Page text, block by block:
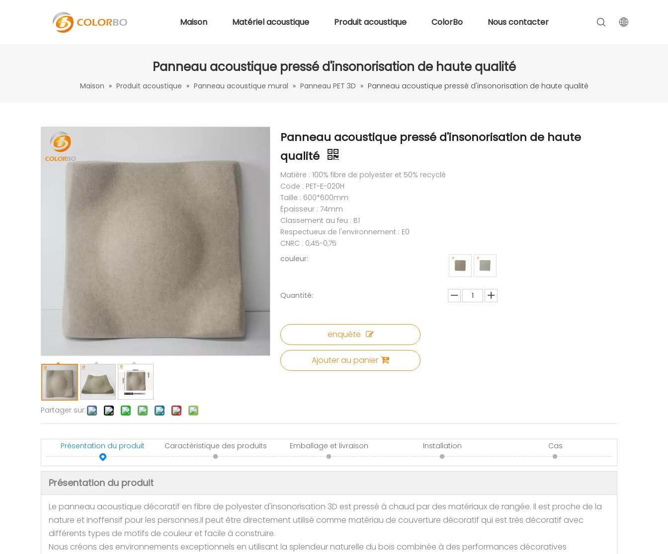
Maison Matériel acoustique Produit acoustique ColorBo Nous contacter
Panneau acoustique pressé d'insonorisation de haute qualité
Maison » Produit acoustique » Panneau acoustique mural » Panneau PET 3D » Panneau acoustique pressé d'insonorisation de haute qualité
Partager sur:
Panneau acoustique pressé d'insonorisation de haute
qualité
Matière : 100% fibre de polyester et 50% recyclé
Code : PET-E-020H
Taille : 600*600mm
Épaisseur : 74mm
Classement au feu : B1
Respectueux de l'environnement : E0
CNRC : 0,45-0,75
couleur:
Quantité:
enquête
Ajouter au panier
Présentation du produit Caractéristique des produits Emballage et livraison Installation Cas
Présentation du produit
Le panneau acoustique décoratif en fibre de polyester d'insonorisation 3D est pressé à chaud par des matériaux de rangée. Il est proche de la
nature et inoffensif pour les personnes.Il peut être directement utilisé comme matériau de couverture décoratif qui est très décoratif avec
différents types de motifs de couleur et facile à construire.
Nous créons des environnements exceptionnels en utilisant la splendeur naturelle du bois combinée à des performances décoratives